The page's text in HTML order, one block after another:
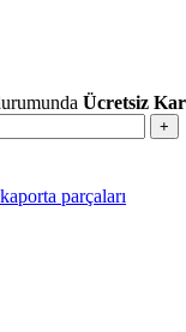
Ücretsiz
parçaları